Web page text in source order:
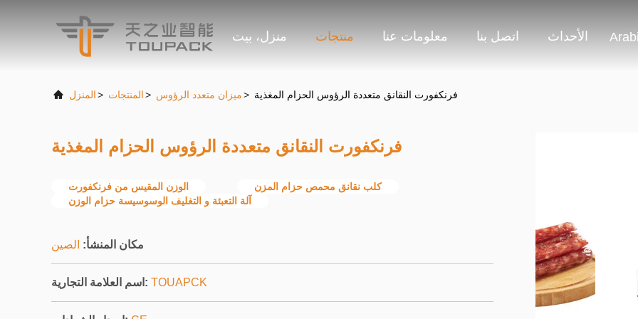
منزل، بيت منتجات معلومات عنا اتصل بنا الأحداث
المنزل> المنتجات> ميزان متعدد الرؤوس> فرنكفورت النقانق متعددة الرؤوس الحزام المغذية
فرنكفورت النقانق متعددة الرؤوس الحزام المغذية
الوزن المقيس من فرنكفورت
كلب نقانق محمص حزام المزن
آلة التعبئة و التغليف الوسوسيسة حزام الوزن
مكان المنشأ: الصين
اسم العلامة التجارية: TOUAPCK